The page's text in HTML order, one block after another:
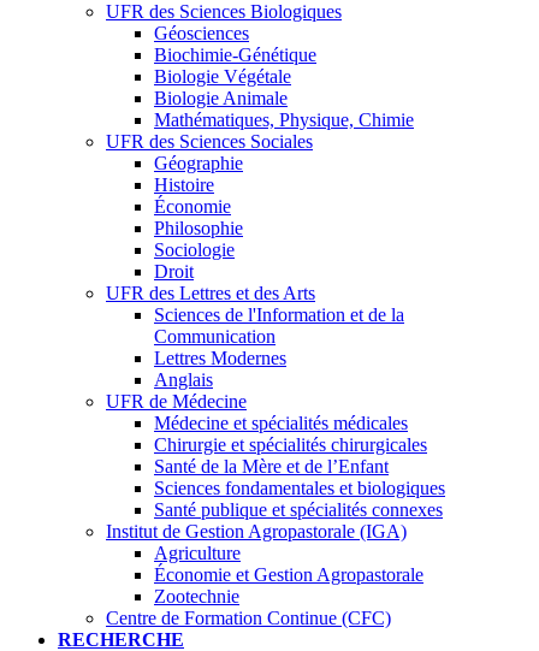
UFR des Sciences Biologiques
Géosciences
Biochimie-Génétique
Biologie Végétale
Biologie Animale
Mathématiques, Physique, Chimie
UFR des Sciences Sociales
Géographie
Histoire
Économie
Philosophie
Sociologie
Droit
UFR des Lettres et des Arts
Sciences de l'Information et de la
Communication
Lettres Modernes
Anglais
UFR de Médecine
Médecine et spécialités médicales
Chirurgie et spécialités chirurgicales
Santé de la Mère et de l’Enfant
Sciences fondamentales et biologiques
Santé publique et spécialités connexes
Institut de Gestion Agropastorale (IGA)
Agriculture
Économie et Gestion Agropastorale
Zootechnie
Centre de Formation Continue (CFC)
RECHERCHE